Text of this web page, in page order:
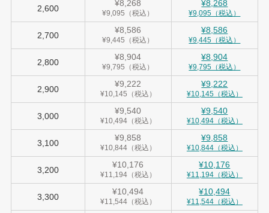
2,600
¥8,268
¥9,095（税込）
¥8,268
¥9,095（税込）
2,700
¥8,586
¥9,445（税込）
¥8,586
¥9,445（税込）
2,800
¥8,904
¥9,795（税込）
¥8,904
¥9,795（税込）
2,900
¥9,222
¥10,145（税込）
¥9,222
¥10,145（税込）
3,000
¥9,540
¥10,494（税込）
¥9,540
¥10,494（税込）
3,100
¥9,858
¥10,844（税込）
¥9,858
¥10,844（税込）
3,200
¥10,176
¥11,194（税込）
¥10,176
¥11,194（税込）
3,300
¥10,494
¥11,544（税込）
¥10,494
¥11,544（税込）